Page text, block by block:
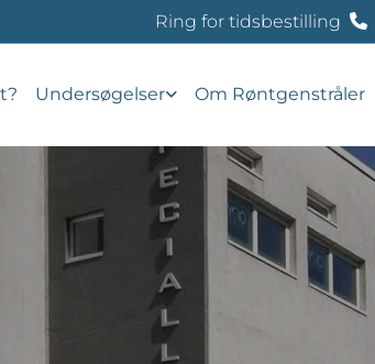
Ring for tidsbestilling 
Undersøgelser Om Røntgenstråler